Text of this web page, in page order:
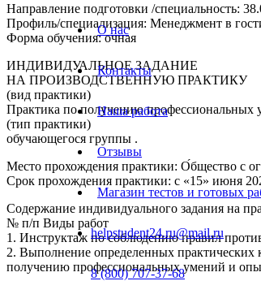
О нас
Контакты
Наша работа
Отзывы
Магазин тестов и готовых
helpstudent24.ru@mail.ru
8 (800) 707-37-68
Направление подготовки /специальность:
Профиль/специализация: Менеджмент в
Форма обучения: очная
ИНДИВИДУАЛЬНОЕ ЗАДАНИЕ
НА ПРОИЗВОДСТВЕННУЮ ПРАКТИКУ
(вид практики)
Практика по получению профессиональных
(тип практики)
обучающегося группы .
Место прохождения практики: О́бщество с
Срок прохождения практики: с «15» июня
Содержание индивидуального задания на
№ п/п Виды работ
1. Инструктаж по соблюдению правил
2. Выполнение определенных практических
получению профессиональных умений и